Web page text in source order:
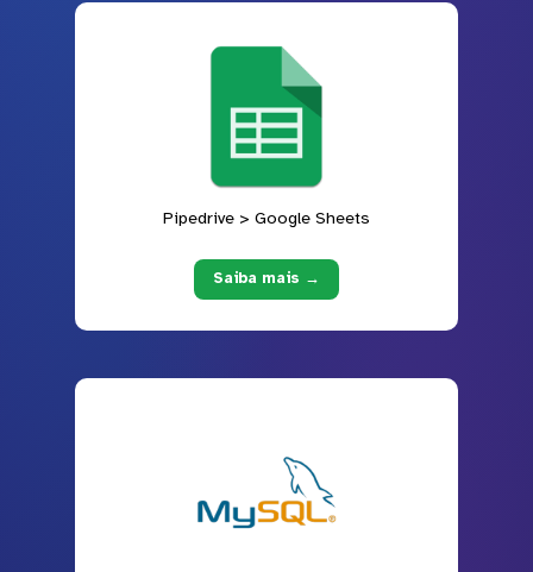
Pipedrive > Google Sheets
Saiba mais →